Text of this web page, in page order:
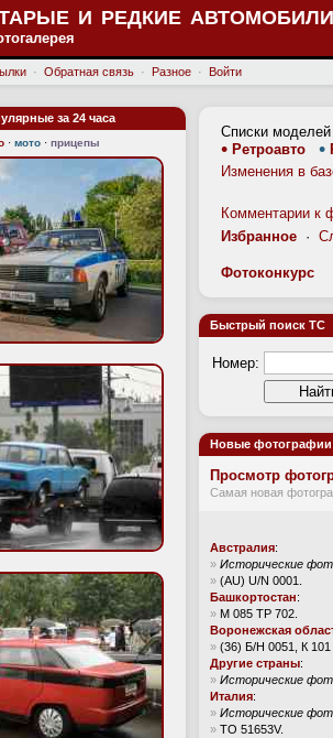
И РЕДКИЕ
· Обратная связь · Разное · Войти
за 24 часа
· мото· прицепы
Списки
• Ретроавто •
Изменения в
Комментарии к
Избранное ·
Фотоконкурс
Быстрый поиск ТС
Номер:
Новые фотографии
Просмотр
Самая новая
Австралия:
» Исторические
» (AU) U/N 0001.
Башкортостан:
» М 085 ТР 702.
Воронежская
» (36) Б/Н 0051, К
Другие страны:
» Исторические
Италия:
» Исторические
» TO 51653V.